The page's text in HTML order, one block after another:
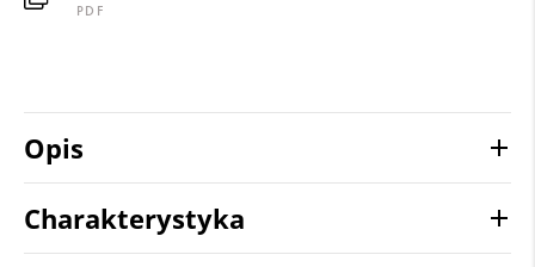
PDF
Opis
Charakterystyka